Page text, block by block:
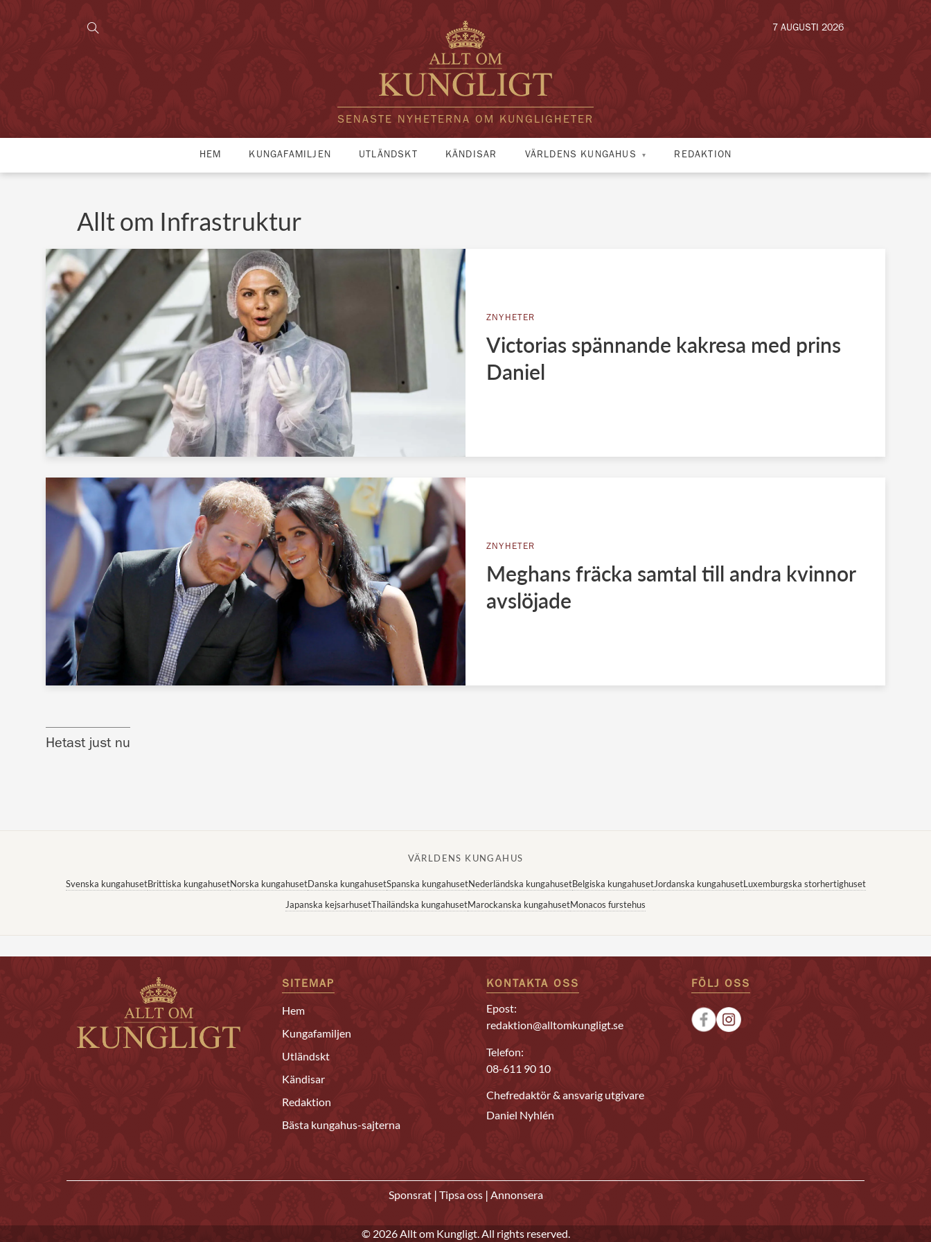
SENASTE NYHETERNA OM KUNGLIGHETER
7 AUGUSTI 2026
HEM KUNGAFAMILJEN UTLÄNDSKT KÄNDISAR VÄRLDENS KUNGAHUS REDAKTION
Allt om Infrastruktur
ZNYHETER
Victorias spännande kakresa med prins
Daniel
ZNYHETER
Meghans fräcka samtal till andra kvinnor
avslöjade
Hetast just nu
VÄRLDENS KUNGAHUS
Svenska kungahusetBrittiska kungahusetNorska kungahusetDanska kungahusetSpanska kungahusetNederländska kungahusetBelgiska kungahusetJordanska kungahusetLuxemburgska storhertighuset
Japanska kejsarhusetThailändska kungahusetMarockanska kungahusetMonacos furstehus
SITEMAP
Hem
Kungafamiljen
Utländskt
Kändisar
Redaktion
Bästa kungahus-sajterna
KONTAKTA OSS
Epost:
redaktion@alltomkungligt.se
Telefon:
08-611 90 10
Chefredaktör & ansvarig utgivare
Daniel Nyhlén
FÖLJ OSS
Sponsrat | Tipsa oss | Annonsera
© 2026 Allt om Kungligt. All rights reserved.